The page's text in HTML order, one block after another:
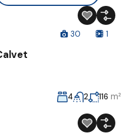
30 1
4 2 116 m²